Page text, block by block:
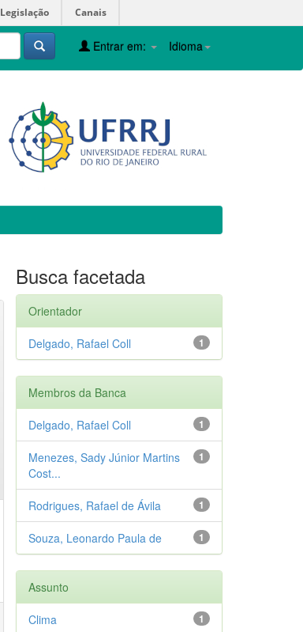
Legislação Canais
Idioma
Entrar em:
Busca facetada
Orientador
1
Delgado, Rafael Coll
Membros da Banca
1
Delgado, Rafael Coll
1
Menezes, Sady Júnior Martins
Cost...
1
Rodrigues, Rafael de Ávila
1
Souza, Leonardo Paula de
Assunto
1
Clima